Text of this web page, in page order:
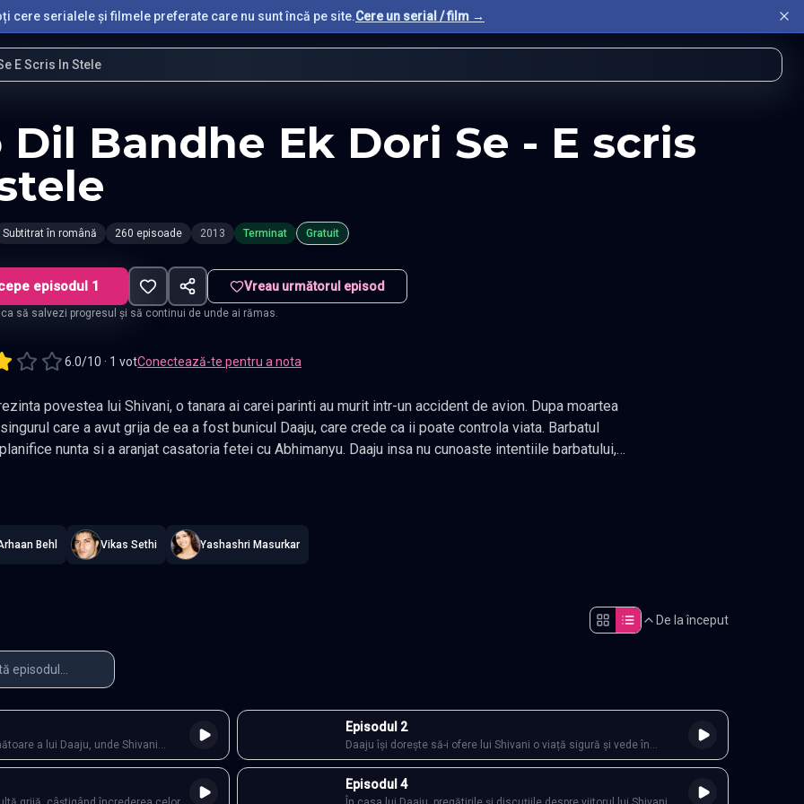
cere serialele și filmele preferate care nu sunt încă pe site.Cere un serial / film →
E Scris In Stele
Dil Bandhe Ek Dori Se - E scris
Subtitrat în română 260 episoade 2013 Terminat Gratuit
episodul 1 Vreau următorul episod
ca să salvezi progresul și să continui de unde ai rămas.
6.0/10 · 1 votConectează-te pentru a nota
povestea lui Shivani, o tanara ai carei parinti au murit intr-un accident de avion. Dupa moartea
care a avut grija de ea a fost bunicul Daaju, care crede ca ii poate controla viata. Barbatul
nunta si a aranjat casatoria fetei cu Abhimanyu. Daaju insa nu cunoaste intentiile barbatului,
Behl Vikas Sethi Yashashri Masurkar
De la început
a lui Daaju, unde Shivani
grija sufocantă a bunicului ei.
viitorul fetei încep să se contureze.
Episodul 2
Daaju își dorește să-i ofere lui Shivani o viață sigură și vede în
Abhimanyu alegerea potrivită pentru căsătorie. Shivani încearcă să-și
Între datorie, iubire familială și aparențe, tensiunile încep să crească.
Episodul 4